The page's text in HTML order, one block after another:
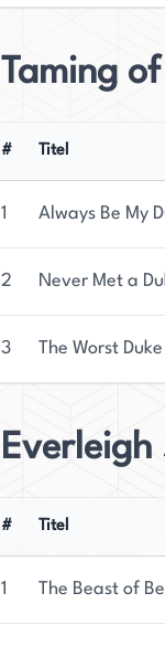
Taming
# Titel
1 Always Be My
2 Never Met a
3 The Worst
Everleigh
# Titel
1 The Beast of